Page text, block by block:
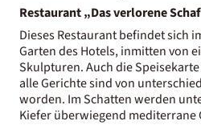
Restaurant „Das verlorene
Dieses Restaurant befindet sich
Garten des Hotels, inmitten von
Skulpturen. Auch die
alle Gerichte sind von
worden. Im Schatten werden
Kiefer überwiegend mediterrane